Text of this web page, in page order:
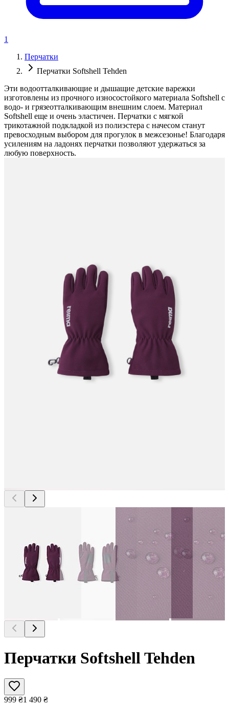
1
Перчатки
Перчатки Softshell Tehden
Эти водоотталкивающие и дышащие детские варежки
изготовлены из прочного износостойкого материала Softshell с
водо- и грязеотталкивающим внешним слоем. Материал
Softshell еще и очень эластичен. Перчатки с мягкой
трикотажной подкладкой из полиэстера с начесом станут
превосходным выбором для прогулок в межсезонье! Благодаря
усилениям на ладонях перчатки позволяют удержаться за
любую поверхность.
Перчатки Softshell Tehden
999 ₴1 490 ₴